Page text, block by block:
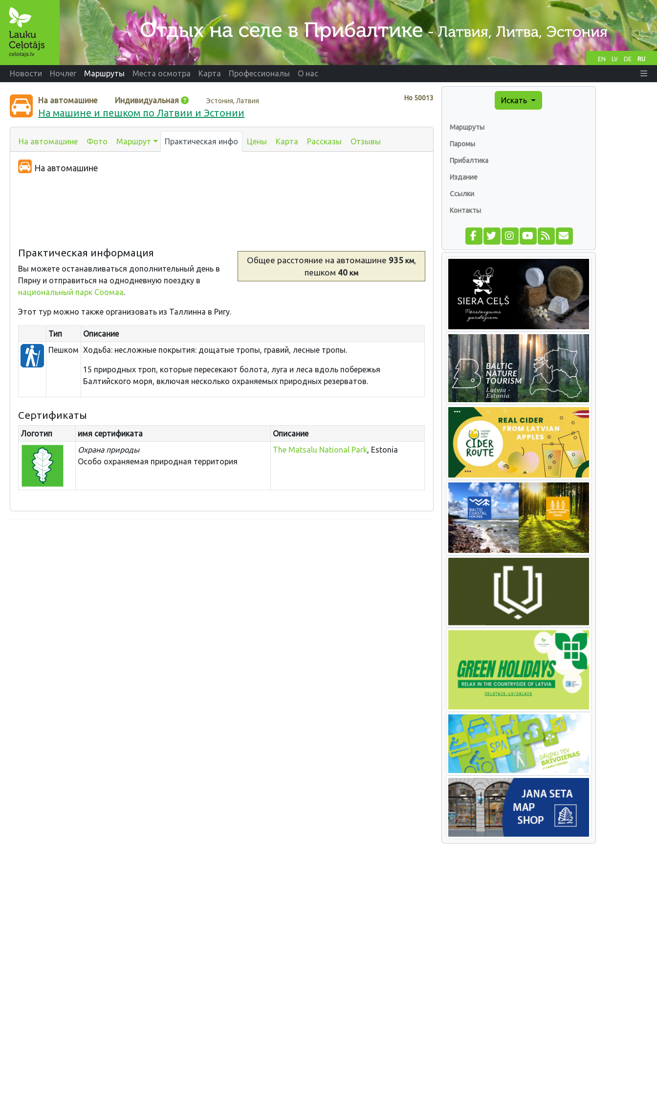
EN LV DE RU
Новости Ночлег Маршруты Места осмотра Карта Профессионалы О нас
Нo 50013
На автомашине Индивидуальная Эстония, Латвия
На машине и пешком по Латвии и Эстонии
На автомашине Фото Маршрут Практическая инфо Цены Карта Рассказы Отзывы
На автомашине
Практическая информация
Общее расстояние на автомашине 935км,
пешком 40км
Вы можете останавливаться дополнительный день в
Пярну и отправиться на однодневную поездку в
национальный парк Соомаа
Этот тур можно также организовать из Таллинна в Ригу.
Тип
Описание
Пешком Ходьба: несложные покрытия: дощатые тропы, гравий, лесные тропы.
15 природных троп, которые пересекают болота, луга и леса вдоль побережья
Балтийского моря, включая несколько охраняемых природных резерватов.
Сертификаты
Логотип имя сертификата
Описание
Охрана природы
Особо охраняемая природная территория
The Matsalu National Park, Estonia
Искать
Маршруты
Паромы
Прибалтика
Издание
Ссылки
Контакты